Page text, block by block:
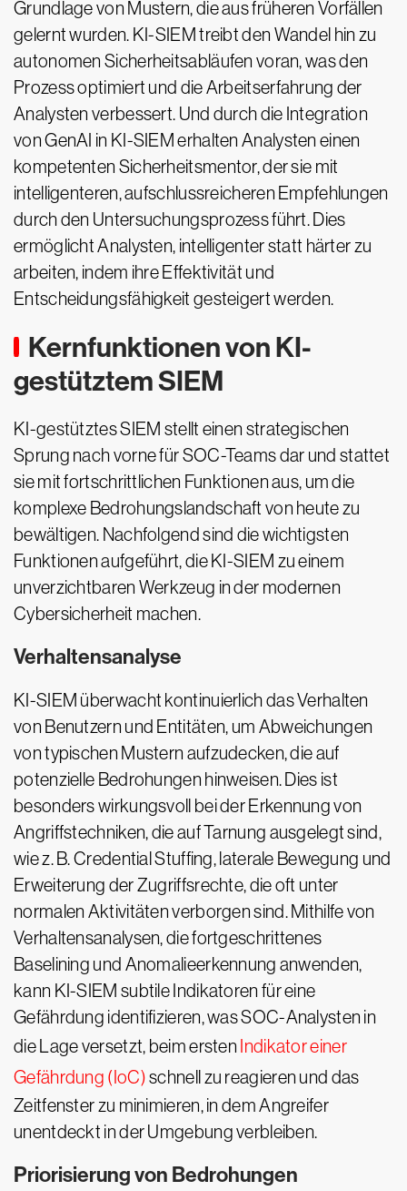
Grundlage von Mustern, die aus früheren Vorfällen
gelernt wurden. KI-SIEM treibt den Wandel hin zu
autonomen Sicherheitsabläufen voran, was den
Prozess optimiert und die Arbeitserfahrung der
Analysten verbessert. Und durch die Integration
von GenAI in KI-SIEM erhalten Analysten einen
kompetenten Sicherheitsmentor, der sie mit
intelligenteren, aufschlussreicheren Empfehlungen
durch den Untersuchungsprozess führt. Dies
ermöglicht Analysten, intelligenter statt härter zu
arbeiten, indem ihre Effektivität und
Entscheidungsfähigkeit gesteigert werden.
Kernfunktionen von KI-
gestütztem SIEM
KI-gestütztes SIEM stellt einen strategischen
Sprung nach vorne für SOC-Teams dar und stattet
sie mit fortschrittlichen Funktionen aus, um die
komplexe Bedrohungslandschaft von heute zu
bewältigen. Nachfolgend sind die wichtigsten
Funktionen aufgeführt, die KI-SIEM zu einem
unverzichtbaren Werkzeug in der modernen
Cybersicherheit machen.
Verhaltensanalyse
KI-SIEM überwacht kontinuierlich das Verhalten
von Benutzern und Entitäten, um Abweichungen
von typischen Mustern aufzudecken, die auf
potenzielle Bedrohungen hinweisen. Dies ist
besonders wirkungsvoll bei der Erkennung von
Angriffstechniken, die auf Tarnung ausgelegt sind,
wie z. B. Credential Stuffing, laterale Bewegung und
Erweiterung der Zugriffsrechte, die oft unter
normalen Aktivitäten verborgen sind. Mithilfe von
Verhaltensanalysen, die fortgeschrittenes
Baselining und Anomalieerkennung anwenden,
kann KI-SIEM subtile Indikatoren für eine
Gefährdung identifizieren, was SOC-Analysten in
die Lage versetzt, beim ersten Indikator einer
Gefährdung (IoC)schnell zu reagieren und das
Zeitfenster zu minimieren, in dem Angreifer
unentdeckt in der Umgebung verbleiben.
Priorisierung von Bedrohungen